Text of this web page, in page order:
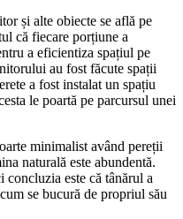
și alte obiecte se află pe
că fiecare porțiune a
a eficientiza spațiul pe
au fost făcute spații
a fost instalat un spațiu
le poartă pe parcursul unei
minimalist având pereții
naturală este abundentă.
este că tânărul a
se bucură de propriul său